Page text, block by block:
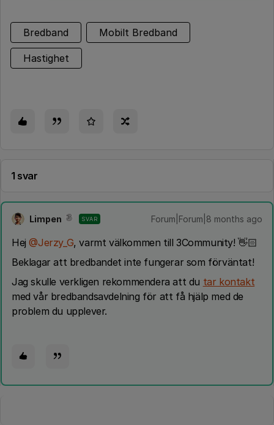
Bredband Mobilt Bredband
Hastighet
1 svar
Limpen SVAR Forum|Forum|8 months ago
Hej ​@Jerzy_G, varmt välkommen till 3Community! 👋🏻
Beklagar att bredbandet inte fungerar som förväntat!
Jag skulle verkligen rekommendera att du tar kontakt
med vår bredbandsavdelning för att få hjälp med de
problem du upplever.